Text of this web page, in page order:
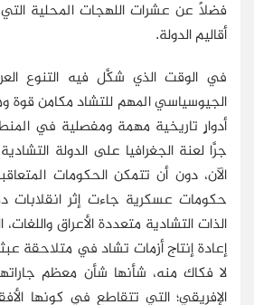
فضلاً عن عشرات اللهجات المحلية
أقاليم الدولة.
في الوقت الذي شكَّل فيه التنوع
الجيوسياسي المهم للتشاد مكامن قوة
أدوارٍ تاريخية مهمة ومفصلية في
جرَّا لعنة الجغرافيا على الدولة
الآن، دون أن تتمكن الحكومات
حكومات عسكرية جاءت إثر انقلابات
الذات التشادية متعددة الأعراق
إعادة إنتاج أزمات تشاد في متلاحقة
لا فكاك منه، شأنها شأن معظم
الإفريقي؛ التي تتقاطع في كونها